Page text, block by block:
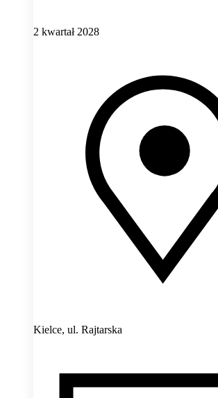
2 kwartał 2028
Kielce, ul. Rajtarska